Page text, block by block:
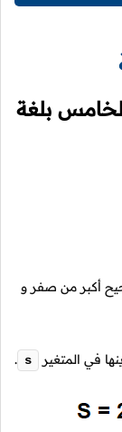
بلغة
أكبر من صفر و
في المتغير s
.